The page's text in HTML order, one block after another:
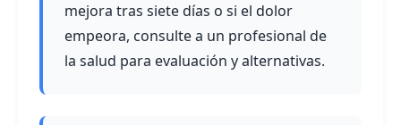
mejora tras siete días o si el dolor
empeora, consulte a un profesional de
la salud para evaluación y alternativas.